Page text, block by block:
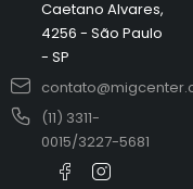
Caetano Alvares,
4256 - São Paulo
- SP
(11) 3311-
0015/3227-5681